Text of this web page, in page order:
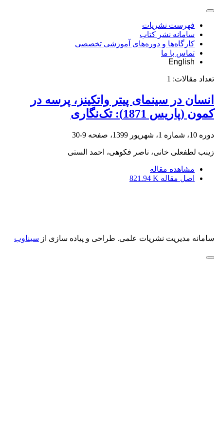
فهرست نشریات
سامانه نشر کتاب
کارگاه‌ها و دوره‌های آموزشی تخصصی
تماس با ما
English
تعداد مقالات: 1
انسان در سینمای پیتر واتکینز، پرسه‌ در
کمون (پاریس 1871): تک‌نگاری
دوره 10، شماره 1، شهریور 1399، صفحه 9-30
زینب لطفعلی خانی، ناصر فکوهی، احمد الستی
مشاهده مقاله
اصل مقاله 821.94 K
سامانه مدیریت نشریات علمی. طراحی و پیاده سازی از سیناوب